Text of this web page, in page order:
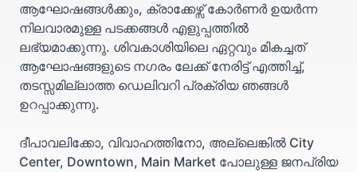
ആഘോഷങ്ങൾക്കും, ക്രാക്കേഴ്സ് കോർണർ ഉയർന്ന
നിലവാരമുള്ള പടക്കങ്ങൾ എളുപ്പത്തിൽ
ലഭ്യമാക്കുന്നു. ശിവകാശിയിലെ ഏറ്റവും മികച്ചത്
ആഘോഷങ്ങളുടെ നഗരം ലേക്ക് നേരിട്ട് എത്തിച്ച്,
തടസ്സമില്ലാത്ത ഡെലിവറി പ്രക്രിയ ഞങ്ങൾ
ഉറപ്പാക്കുന്നു.
ദീപാവലിക്കോ, വിവാഹത്തിനോ, അല്ലെങ്കിൽ City
Center, Downtown, Main Market പോലുള്ള ജനപ്രിയ